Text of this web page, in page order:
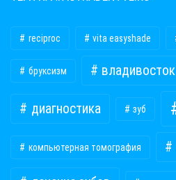
reciproc vita easyshade
бруксизм владивосток
диагностика зуб
компьютерная томография